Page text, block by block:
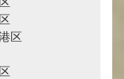
区